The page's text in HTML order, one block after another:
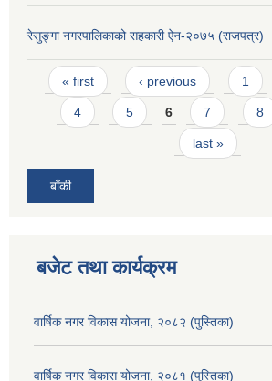
रेसुङ्गा नगरपालिकाको सहकारी ऐन-२०७५ (राजपत्र)
Pages
« first ‹ previous 1
4 5 6 7 8
last »
बाँकी
बजेट तथा कार्यक्रम
वार्षिक नगर विकास योजना, २०८२ (पुस्तिका)
वार्षिक नगर विकास योजना, २०८१ (पुस्तिका)